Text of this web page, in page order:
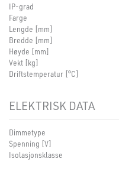
IP-grad
Farge
Lengde [mm]
Bredde [mm]
Høyde [mm]
Vekt [kg]
Driftstemperatur [°C]
ELEKTRISK DATA
Dimmetype
Spenning [V]
Isolasjonsklasse